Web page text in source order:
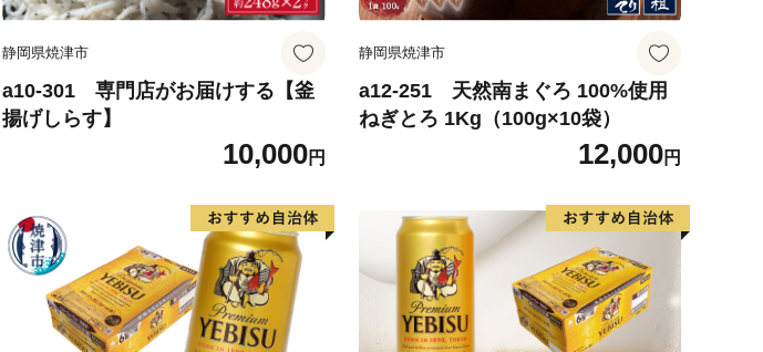
静岡県焼津市
a10-301 専門店がお届けする【釜
揚げしらす】
10,000円
静岡県焼津市
a12-251 天然南まぐろ 100%使用
ねぎとろ 1Kg（100g×10袋）
12,000円